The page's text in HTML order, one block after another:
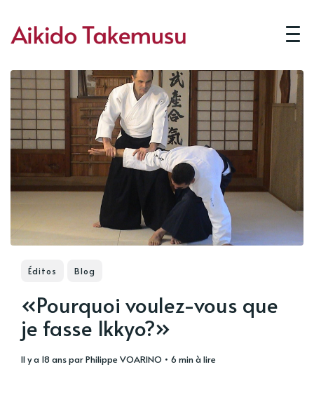
Éditos Blog
«Pourquoi voulez-vous que
je fasse Ikkyo?»
il y a 18 ansparPhilippe VOARINO • 6 min à lire